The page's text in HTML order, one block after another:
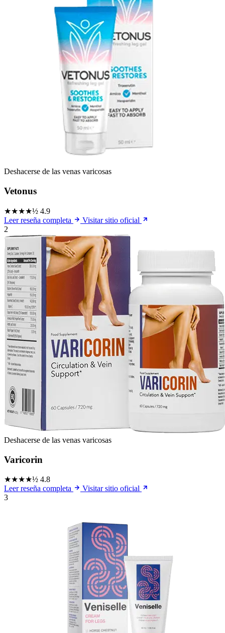
Deshacerse de las venas varicosas
Vetonus
★★★★½ 4.9
Leer reseña completa
Visitar sitio oficial
2
Deshacerse de las venas varicosas
Varicorin
★★★★½ 4.8
Leer reseña completa
Visitar sitio oficial
3